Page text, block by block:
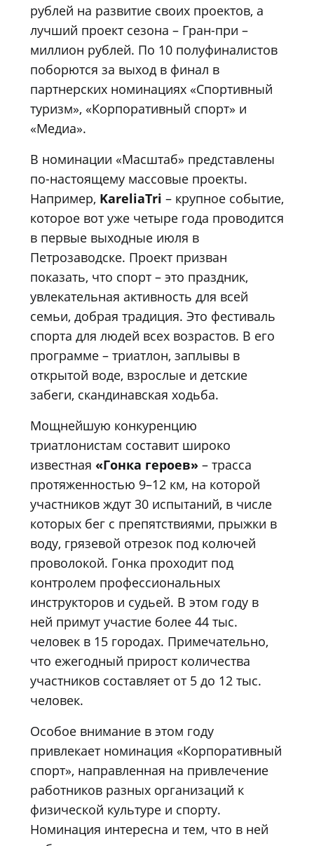
рублей на развитие своих проектов, а
лучший проект сезона – Гран-при –
миллион рублей. По 10 полуфиналистов
поборются за выход в финал в
партнерских номинациях «Спортивный
туризм», «Корпоративный спорт» и
«Медиа».
В номинации «Масштаб» представлены
по-настоящему массовые проекты.
Например, KareliaTri – крупное событие,
которое вот уже четыре года проводится
в первые выходные июля в
Петрозаводске. Проект призван
показать, что спорт – это праздник,
увлекательная активность для всей
семьи, добрая традиция. Это фестиваль
спорта для людей всех возрастов. В его
программе – триатлон, заплывы в
открытой воде, взрослые и детские
забеги, скандинавская ходьба.
Мощнейшую конкуренцию
триатлонистам составит широко
известная «Гонка героев» – трасса
протяженностью 9–12 км, на которой
участников ждут 30 испытаний, в числе
которых бег с препятствиями, прыжки в
воду, грязевой отрезок под колючей
проволокой. Гонка проходит под
контролем профессиональных
инструкторов и судьей. В этом году в
ней примут участие более 44 тыс.
человек в 15 городах. Примечательно,
что ежегодный прирост количества
участников составляет от 5 до 12 тыс.
человек.
Особое внимание в этом году
привлекает номинация «Корпоративный
спорт», направленная на привлечение
работников разных организаций к
физической культуре и спорту.
Номинация интересна и тем, что в ней